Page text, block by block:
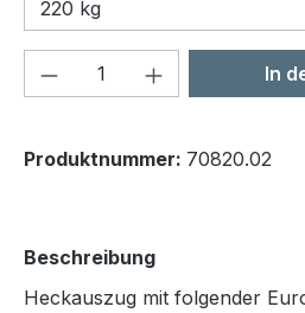
Produkt Anzahl: Gib
In
Produktnummer: 70820.02
Beschreibung
Heckauszug mit folgender